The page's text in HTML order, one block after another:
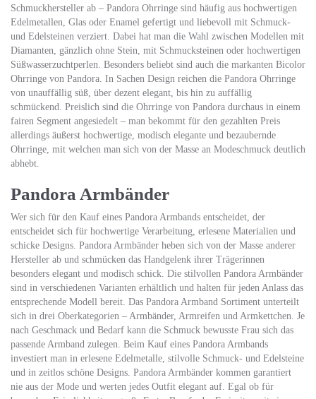
Schmuckhersteller ab – Pandora Ohrringe sind häufig aus hochwertigen
Edelmetallen, Glas oder Enamel gefertigt und liebevoll mit Schmuck-
und Edelsteinen verziert. Dabei hat man die Wahl zwischen Modellen mit
Diamanten, gänzlich ohne Stein, mit Schmucksteinen oder hochwertigen
Süßwasserzuchtperlen. Besonders beliebt sind auch die markanten Bicolor
Ohrringe von Pandora. In Sachen Design reichen die Pandora Ohrringe
von unauffällig süß, über dezent elegant, bis hin zu auffällig
schmückend. Preislich sind die Ohrringe von Pandora durchaus in einem
fairen Segment angesiedelt – man bekommt für den gezahlten Preis
allerdings äußerst hochwertige, modisch elegante und bezaubernde
Ohrringe, mit welchen man sich von der Masse an Modeschmuck deutlich
abhebt.
Pandora Armbänder
Wer sich für den Kauf eines Pandora Armbands entscheidet, der
entscheidet sich für hochwertige Verarbeitung, erlesene Materialien und
schicke Designs. Pandora Armbänder heben sich von der Masse anderer
Hersteller ab und schmücken das Handgelenk ihrer Trägerinnen
besonders elegant und modisch schick. Die stilvollen Pandora Armbänder
sind in verschiedenen Varianten erhältlich und halten für jeden Anlass das
entsprechende Modell bereit. Das Pandora Armband Sortiment unterteilt
sich in drei Oberkategorien – Armbänder, Armreifen und Armkettchen. Je
nach Geschmack und Bedarf kann die Schmuck bewusste Frau sich das
passende Armband zulegen. Beim Kauf eines Pandora Armbands
investiert man in erlesene Edelmetalle, stilvolle Schmuck- und Edelsteine
und in zeitlos schöne Designs. Pandora Armbänder kommen garantiert
nie aus der Mode und werten jedes Outfit elegant auf. Egal ob für